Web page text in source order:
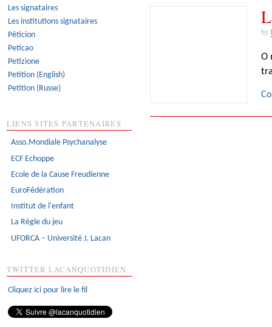
by
O
Les signataires
Les institutions signataires
Péticion
Peticao
Petizione
Petition (English)
Petition (Russe)
LIENS SITES PARTENAIRES
Asso.Mondiale Psychanalyse
ECF Echoppe
Ecole de la Cause Freudienne
EuroFédération
Institut de l'enfant
La Règle du jeu
UFORCA – Université J. Lacan
TWITTER LACANQUOTIDIEN
Cliquez ici pour lire le fil